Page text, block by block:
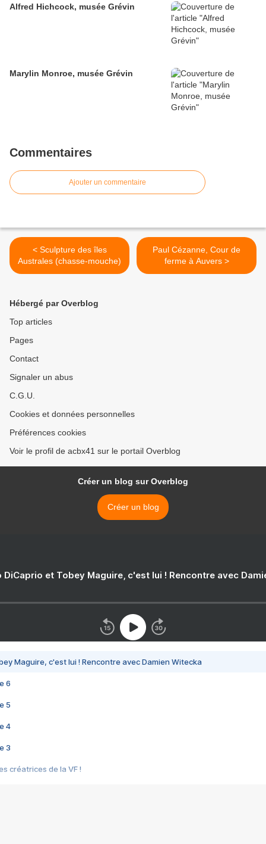
Alfred Hichcock, musée Grévin
Marylin Monroe, musée Grévin
Commentaires
Ajouter un commentaire
< Sculpture des îles
Australes (chasse-mouche)
Paul Cézanne, Cour de
ferme à Auvers >
Hébergé par Overblog
Top articles
Pages
Contact
Signaler un abus
C.G.U.
Cookies et données personnelles
Préférences cookies
Voir le profil de acbx41 sur le portail Overblog
Créer un blog sur Overblog
Créer un blog
DiCaprio et Tobey Maguire, c'est lui ! Rencontre avec
Maguire, c'est lui ! Rencontre avec Damien Witecka
6
5
4
3
créatrices de la VF !